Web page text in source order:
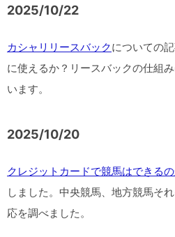
2025/10/22
カシャリリースバックについての
に使えるか？リースバックの仕組
います。
2025/10/20
クレジットカードで競馬はできるの
しました。中央競馬、地方競馬そ
応を調べました。